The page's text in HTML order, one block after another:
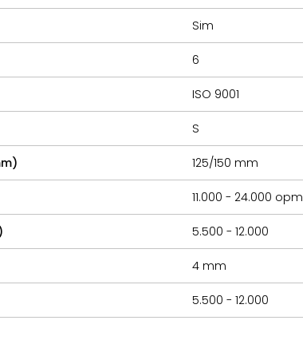
Sim
6
ISO 9001
S
125/150 mm
11.000 - 24.000 opm
5.500 - 12.000
4 mm
5.500 - 12.000